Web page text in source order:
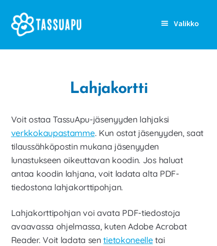
Siirry
navigointiin
Siirry
sisältöön
Valikko
Rekisteröidy
Kirjaudu sisään
Kenelle
Ominaisuudet
Artikkelit
Meistä
Lahjakortti
Voit ostaa TassuApu-jäsenyyden lahjaksi
verkkokaupastamme. Kun ostat jäsenyyden, saat
tilaussähköpostin mukana jäsenyyden
lunastukseen oikeuttavan koodin. Jos haluat
antaa koodin lahjana, voit ladata alta PDF-
tiedostona lahjakorttipohjan.
Lahjakorttipohjan voi avata PDF-tiedostoja
avaavassa ohjelmassa, kuten Adobe Acrobat
Reader. Voit ladata sentietokoneelletai